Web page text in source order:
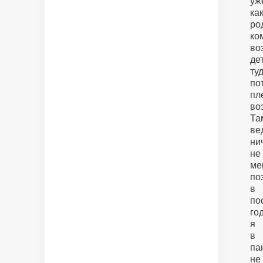
как
не
в
я
в
не